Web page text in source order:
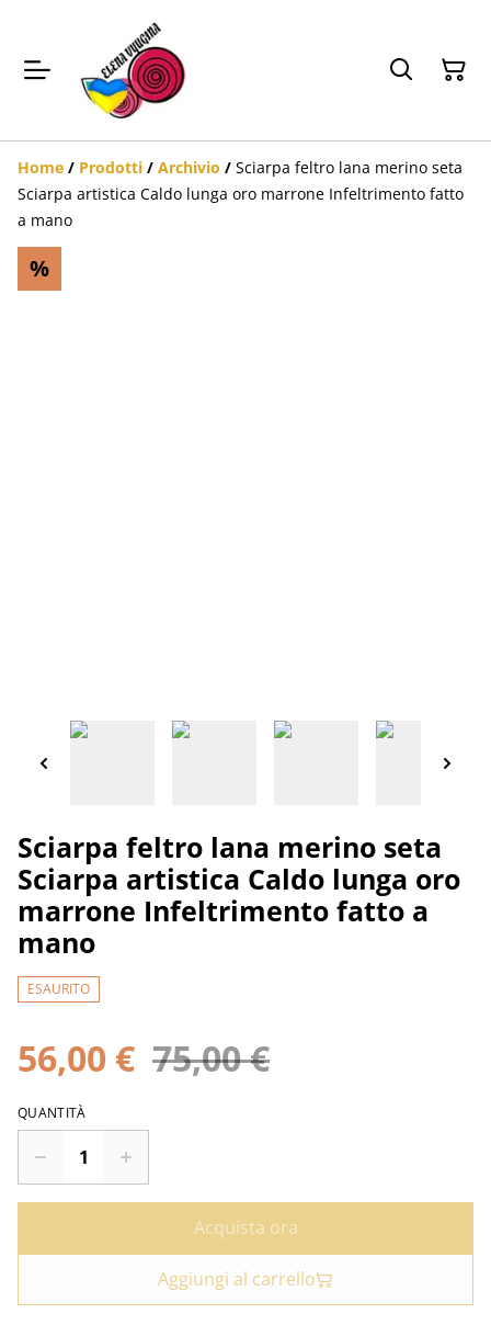
Home / Prodotti / Archivio / Sciarpa feltro lana merino seta
Sciarpa artistica Caldo lunga oro marrone Infeltrimento fatto
a mano
%
Sciarpa feltro lana merino seta
Sciarpa artistica Caldo lunga oro
marrone Infeltrimento fatto a
mano
ESAURITO
56,00 € 75,00 €
QUANTITÀ
Acquista ora
Aggiungi al carrello